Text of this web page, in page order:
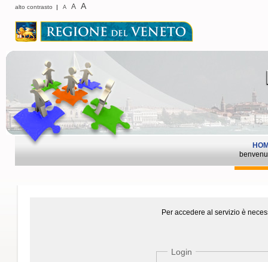
alto contrasto | A A A
Per accedere al servizio è
Login